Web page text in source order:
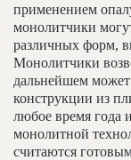
применением
монолитчики
различных форм,
Монолитчики
дальнейшем
конструкции из
любое время года
монолитной
считаются